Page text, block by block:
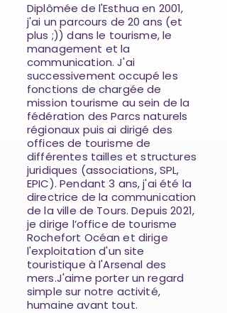
Diplômée de l'Esthua en 2001,
j'ai un parcours de 20 ans (et
plus ;)) dans le tourisme, le
management et la
communication. J'ai
successivement occupé les
fonctions de chargée de
mission tourisme au sein de la
fédération des Parcs naturels
régionaux puis ai dirigé des
offices de tourisme de
différentes tailles et structures
juridiques (associations, SPL,
EPIC). Pendant 3 ans, j'ai été la
directrice de la communication
de la ville de Tours. Depuis 2021,
je dirige l’office de tourisme
Rochefort Océan et dirige
l'exploitation d'un site
touristique à l'Arsenal des
mers.J'aime porter un regard
simple sur notre activité,
humaine avant tout.